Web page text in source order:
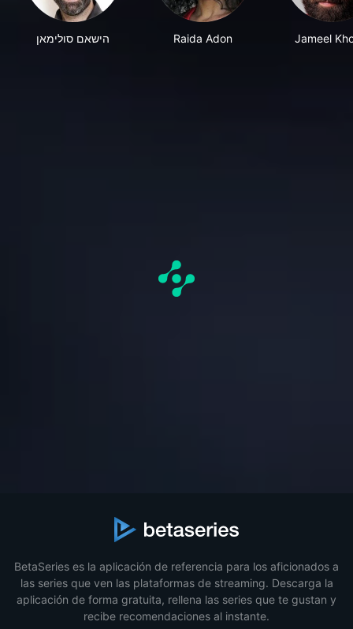
הישאם סולימאן Raida Adon Jameel
BetaSeries es la aplicación de referencia para los aficionados a
las series que ven las plataformas de streaming. Descarga la
aplicación de forma gratuita, rellena las series que te gustan y
recibe recomendaciones al instante.